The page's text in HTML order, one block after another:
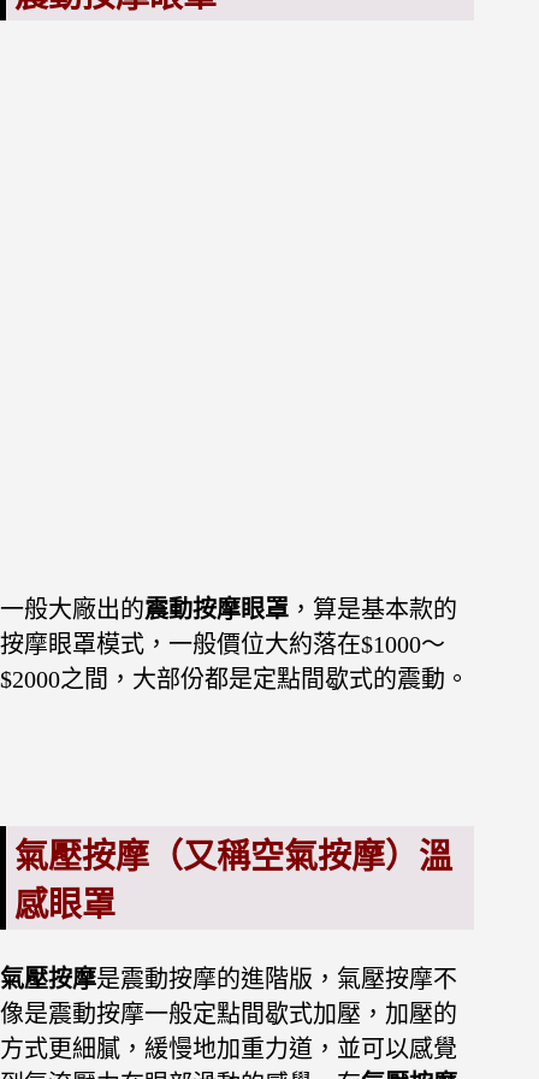
一般大廠出的震動按摩眼罩 ，算是基本款的
按摩眼罩模式，一般價位大約落在$1000～
$2000之間，大部份都是定點間歇式的震動。
氣壓按摩（又稱空氣按摩）溫
感眼罩
氣壓按摩是震動按摩的進階版，氣壓按摩不
像是震動按摩一般定點間歇式加壓，加壓的
方式更細膩，緩慢地加重力道，並可以感覺